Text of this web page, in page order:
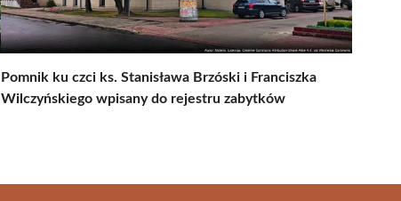
Pomnik ku czci ks. Stanisława Brzóski i Franciszka
Wilczyńskiego wpisany do rejestru zabytków